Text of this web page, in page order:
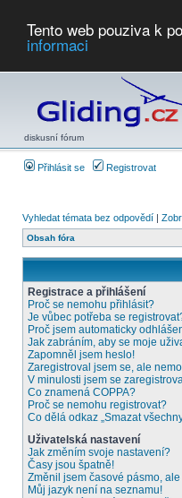
Tento web pouziva k
informaci
diskusní fórum
Přihlásit se Registrovat
Vyhledat témata bez odpovědí |
Obsah fóra
Registrace a přihlášení
Proč se nemohu přihlásit?
Je vůbec potřeba se
Proč jsem automaticky
Jak zabráním, aby se moje
Zapomněl jsem heslo!
Zaregistroval jsem se, ale
V minulosti jsem se
Co znamená COPPA?
Proč se nemohu registrovat?
Co dělá odkaz „Smazat
Uživatelská nastavení
Jak změním svoje nastavení?
Časy jsou špatně!
Změnil jsem časové pásmo,
Můj jazyk není na seznamu!